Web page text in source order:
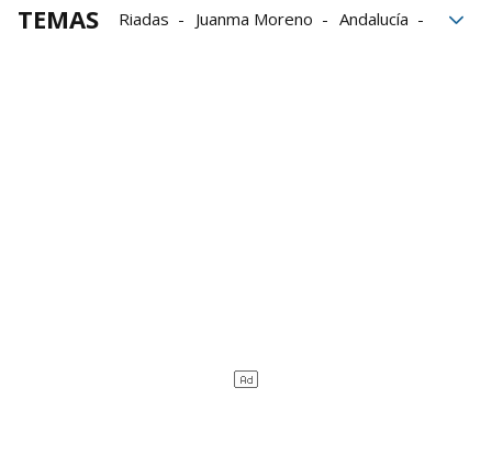
TEMAS Riadas Juanma Moreno
Andalucía